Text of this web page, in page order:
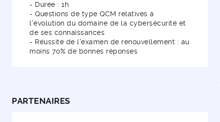
- Durée : 1h
- Questions de type QCM relatives à
l’évolution du domaine de la cybersécurité et
de ses connaissances
- Réussite de l'examen de renouvellement : au
moins 70% de bonnes réponses
PARTENAIRES